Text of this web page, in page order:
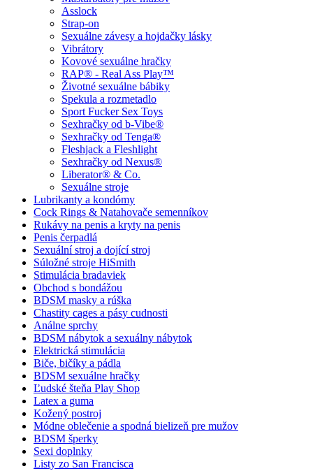
Asslock
Strap-on
Sexuálne závesy a hojdačky lásky
Vibrátory
Kovové sexuálne hračky
RAP® - Real Ass Play™
Životné sexuálne bábiky
Spekula a rozmetadlo
Sport Fucker Sex Toys
Sexhračky od b-Vibe®
Sexhračky od Tenga®
Fleshjack a Fleshlight
Sexhračky od Nexus®
Liberator® & Co.
Sexuálne stroje
Lubrikanty a kondómy
Cock Rings & Natahovače semenníkov
Rukávy na penis a kryty na penis
Penis čerpadlá
Sexuální stroj a dojící stroj
Súložné stroje HiSmith
Stimulácia bradaviek
Obchod s bondážou
BDSM masky a rúška
Chastity cages a pásy cudnosti
Análne sprchy
BDSM nábytok a sexuálny nábytok
Elektrická stimulácia
Biče, bičíky a pádla
BDSM sexuálne hračky
Ľudské šteňa Play Shop
Latex a guma
Kožený postroj
Módne oblečenie a spodná bielizeň pre mužov
BDSM šperky
Sexi doplnky
Listy zo San Francisca